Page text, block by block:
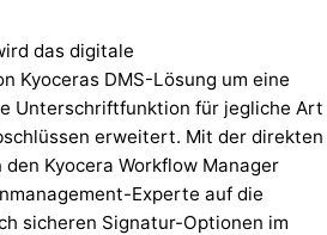
das digitale
Kyoceras DMS-Lösung um eine
Unterschriftfunktion für jegliche Art
erweitert. Mit der direkten
Kyocera Workflow Manager
Experte auf die
sicheren Signatur-Optionen im